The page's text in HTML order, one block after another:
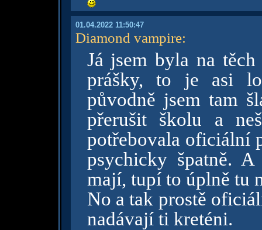
01.04.2022 11:50:47
Diamond vampire:
Já jsem byla na
prášky, to je asi
původně jsem tam
přerušit školu a
potřebovala oficiální
psychicky špatně.
mají, tupí to úplně tu
No a tak prostě
nadávají ti kreténi.